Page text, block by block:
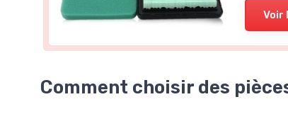
Voir
Comment choisir des